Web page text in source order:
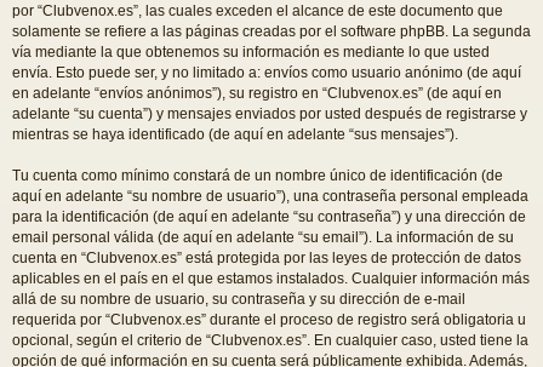
por “Clubvenox.es”, las cuales exceden el alcance de este documento que
solamente se refiere a las páginas creadas por el software phpBB. La segunda
vía mediante la que obtenemos su información es mediante lo que usted
envía. Esto puede ser, y no limitado a: envíos como usuario anónimo (de aquí
en adelante “envíos anónimos”), su registro en “Clubvenox.es” (de aquí en
adelante “su cuenta”) y mensajes enviados por usted después de registrarse y
mientras se haya identificado (de aquí en adelante “sus mensajes”).
Tu cuenta como mínimo constará de un nombre único de identificación (de
aquí en adelante “su nombre de usuario”), una contraseña personal empleada
para la identificación (de aquí en adelante “su contraseña”) y una dirección de
email personal válida (de aquí en adelante “su email”). La información de su
cuenta en “Clubvenox.es” está protegida por las leyes de protección de datos
aplicables en el país en el que estamos instalados. Cualquier información más
allá de su nombre de usuario, su contraseña y su dirección de e-mail
requerida por “Clubvenox.es” durante el proceso de registro será obligatoria u
opcional, según el criterio de “Clubvenox.es”. En cualquier caso, usted tiene la
opción de qué información en su cuenta será públicamente exhibida. Además,